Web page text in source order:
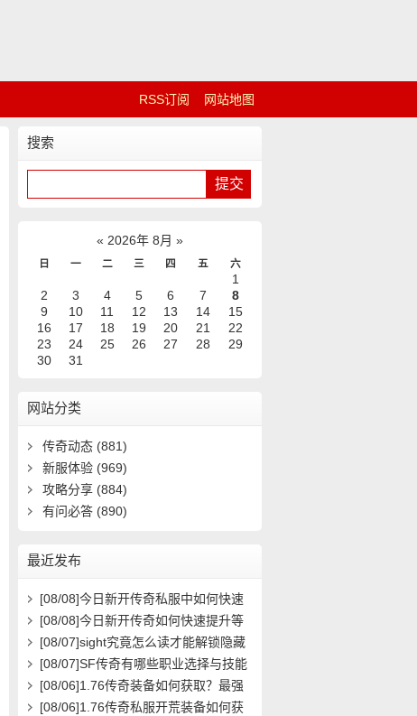
RSS订阅 网站地图
搜索
« 2026年 8月 »
日 一 二 三 四 五 六
1
2
3 4 5 6 7
8
9
10 11 12 13 14
15
16
17 18 19 20 21
22
23
24 25 26 27 28
29
30
31
网站分类
传奇动态 (881)
新服体验 (969)
攻略分享 (884)
有问必答 (890)
最近发布
[08/08]今日新开传奇私服中如何快速
提升角色等级？
[08/08]今日新开传奇如何快速提升等
级？
[08/07]sight究竟怎么读才能解锁隐藏
关卡？新手必看攻略解析
[08/07]SF传奇有哪些职业选择与技能
搭配攻略？
[08/06]1.76传奇装备如何获取？最强
装备属性与搭配攻略
[08/06]1.76传奇私服开荒装备如何获